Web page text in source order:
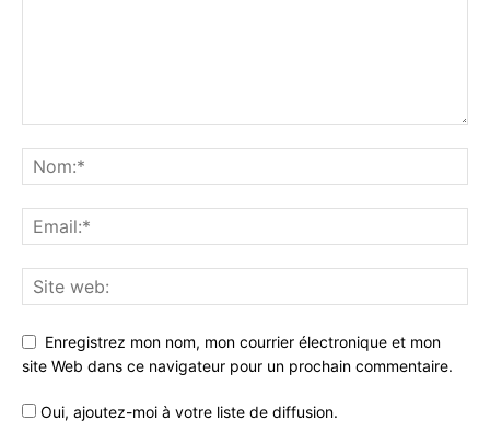
Enregistrez mon nom, mon courrier électronique et mon
site Web dans ce navigateur pour un prochain commentaire.
Oui, ajoutez-moi à votre liste de diffusion.